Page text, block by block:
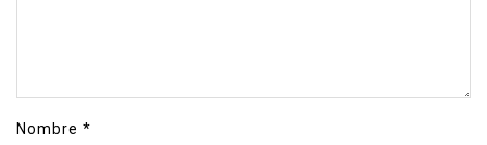
Nombre *